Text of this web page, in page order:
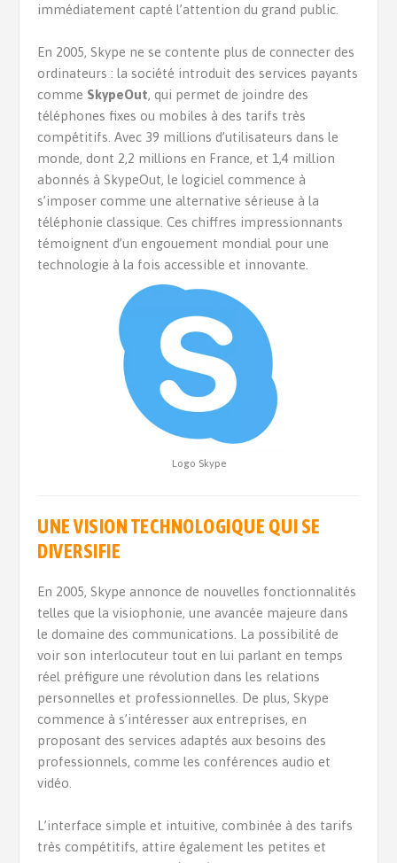
immédiatement capté l’attention du grand public.
En 2005, Skype ne se contente plus de connecter des
ordinateurs : la société introduit des services payants
comme SkypeOut, qui permet de joindre des
téléphones fixes ou mobiles à des tarifs très
compétitifs. Avec 39 millions d’utilisateurs dans le
monde, dont 2,2 millions en France, et 1,4 million
abonnés à SkypeOut, le logiciel commence à
s’imposer comme une alternative sérieuse à la
téléphonie classique. Ces chiffres impressionnants
témoignent d’un engouement mondial pour une
technologie à la fois accessible et innovante.
Logo Skype
UNE VISION TECHNOLOGIQUE QUI SE
DIVERSIFIE
En 2005, Skype annonce de nouvelles fonctionnalités
telles que la visiophonie, une avancée majeure dans
le domaine des communications. La possibilité de
voir son interlocuteur tout en lui parlant en temps
réel préfigure une révolution dans les relations
personnelles et professionnelles. De plus, Skype
commence à s’intéresser aux entreprises, en
proposant des services adaptés aux besoins des
professionnels, comme les conférences audio et
vidéo.
L’interface simple et intuitive, combinée à des tarifs
très compétitifs, attire également les petites et